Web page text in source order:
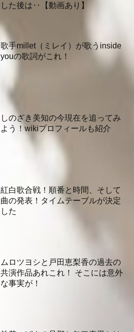
した後は‥【動画あり】
歌手millet（ミレイ）が歌うinside
youの歌詞がこれ！
しのざき美知の今現在を追ってみ
よう！wikiプロフィールも紹介
紅白歌合戦！順番と時間、そして
曲の発表！タイムテーブルが決定
した
ムロツヨシと戸田恵梨香の過去の
共演作品あれこれ！ そこには意外
な事実が！